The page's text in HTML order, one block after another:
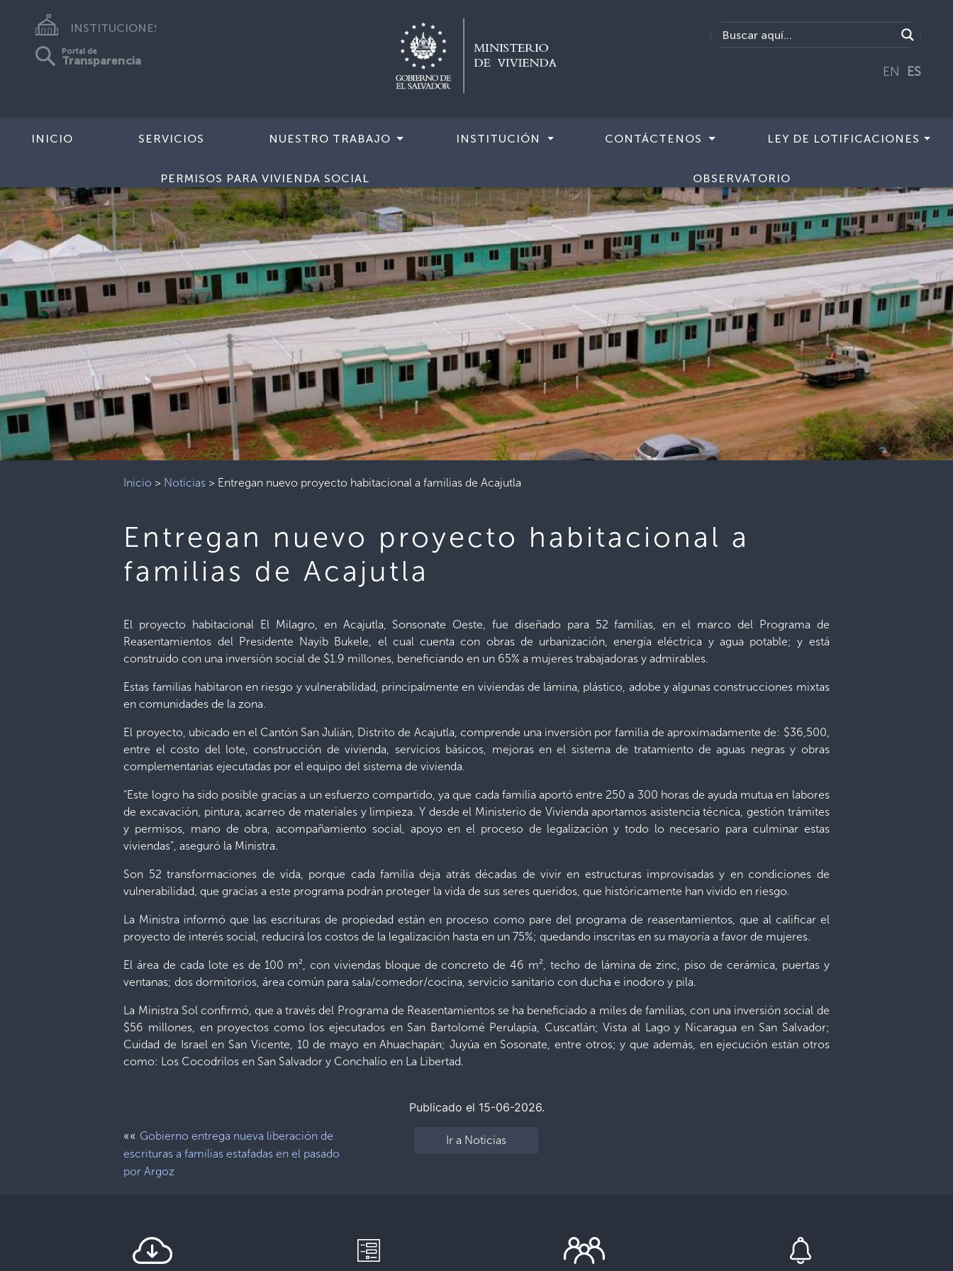
INSTITUCIONES
Portal de
Transparencia
EN ES
INICIO SERVICIOS NUESTRO TRABAJO INSTITUCIÓN CONTÁCTENOS LEY DE LOTIFICACIONES
PERMISOS PARA VIVIENDA SOCIAL OBSERVATORIO
Inicio > Noticias > Entregan nuevo proyecto habitacional a familias de Acajutla
Entregan nuevo proyecto habitacional a
familias de Acajutla
El proyecto habitacional El Milagro, en Acajutla, Sonsonate Oeste, fue diseñado para 52 familias, en el marco del Programa de
Reasentamientos del Presidente Nayib Bukele, el cual cuenta con obras de urbanización, energía eléctrica y agua potable; y está
construido con una inversión social de $1.9 millones, beneficiando en un 65% a mujeres trabajadoras y admirables.
Estas familias habitaron en riesgo y vulnerabilidad, principalmente en viviendas de lámina, plástico, adobe y algunas construcciones mixtas
en comunidades de la zona.
El proyecto, ubicado en el Cantón San Julián, Distrito de Acajutla, comprende una inversión por familia de aproximadamente de: $36,500,
entre el costo del lote, construcción de vivienda, servicios básicos, mejoras en el sistema de tratamiento de aguas negras y obras
complementarias ejecutadas por el equipo del sistema de vivienda.
“Este logro ha sido posible gracias a un esfuerzo compartido, ya que cada familia aportó entre 250 a 300 horas de ayuda mutua en labores
de excavación, pintura, acarreo de materiales y limpieza. Y desde el Ministerio de Vivienda aportamos asistencia técnica, gestión trámites
y permisos, mano de obra, acompañamiento social, apoyo en el proceso de legalización y todo lo necesario para culminar estas
viviendas”, aseguró la Ministra.
Son 52 transformaciones de vida, porque cada familia deja atrás décadas de vivir en estructuras improvisadas y en condiciones de
vulnerabilidad, que gracias a este programa podrán proteger la vida de sus seres queridos, que históricamente han vivido en riesgo.
La Ministra informó que las escrituras de propiedad están en proceso como pare del programa de reasentamientos, que al calificar el
proyecto de interés social, reducirá los costos de la legalización hasta en un 75%; quedando inscritas en su mayoría a favor de mujeres.
El área de cada lote es de 100 m², con viviendas bloque de concreto de 46 m², techo de lámina de zinc, piso de cerámica, puertas y
ventanas; dos dormitorios, área común para sala/comedor/cocina, servicio sanitario con ducha e inodoro y pila.
La Ministra Sol confirmó, que a través del Programa de Reasentamientos se ha beneficiado a miles de familias, con una inversión social de
$56 millones, en proyectos como los ejecutados en San Bartolomé Perulapía, Cuscatlán; Vista al Lago y Nicaragua en San Salvador;
Cuidad de Israel en San Vicente, 10 de mayo en Ahuachapán; Juyúa en Sosonate, entre otros; y que además, en ejecución están otros
como: Los Cocodrilos en San Salvador y Conchalío en La Libertad.
Publicado el 15-06-2026.
«« Gobierno entrega nueva liberación de
escrituras a familias estafadas en el pasado
por Argoz
Ir a Noticias